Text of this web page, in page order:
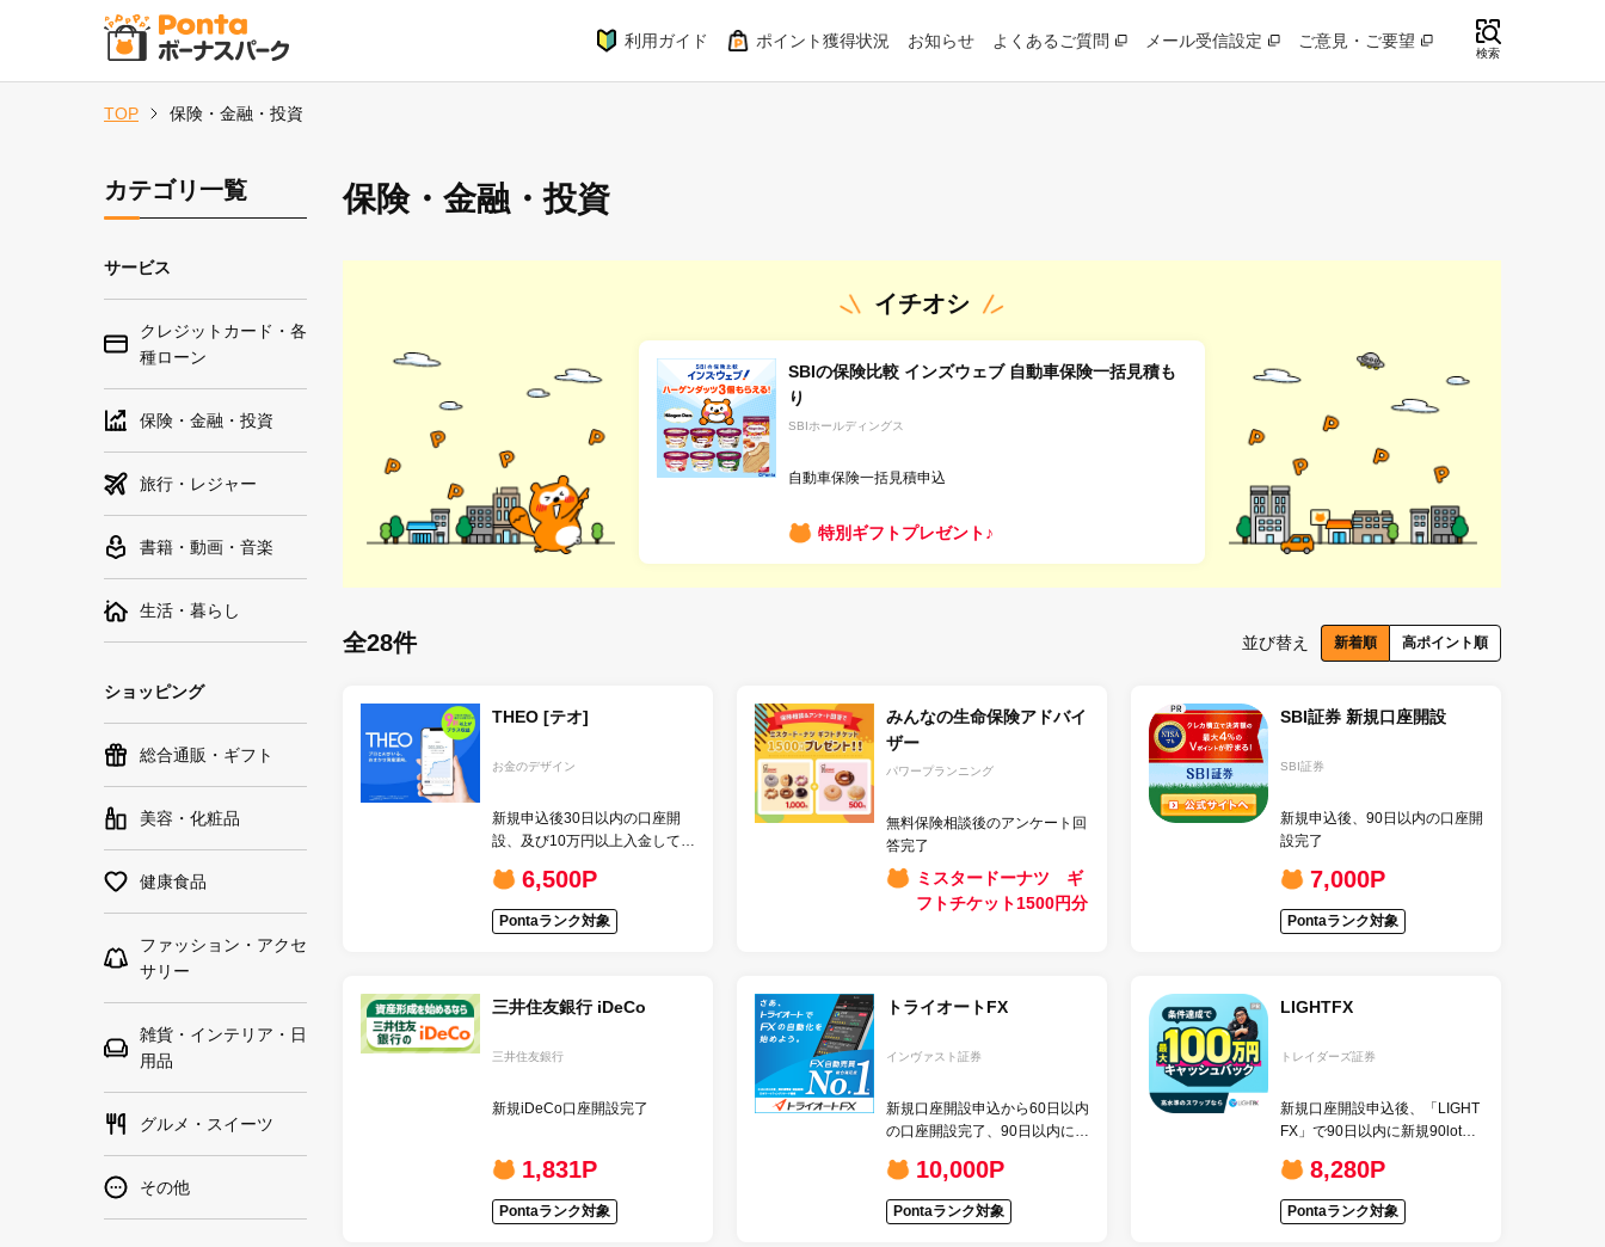
利用ガイド ポイント獲得状況 お知らせ よくあるご質問 メール受信設定 ご意見・ご要望
検索
TOP 保険・金融・投資
カテゴリ一覧
サービス
クレジットカード・各
種ローン
保険・金融・投資
旅行・レジャー
書籍・動画・音楽
生活・暮らし
ショッピング
総合通販・ギフト
美容・化粧品
健康食品
ファッション・アクセ
サリー
雑貨・インテリア・日
用品
グルメ・スイーツ
その他
保険・金融・投資
イチオシ
SBIの保険比較 インズウェブ 自動車保険一括見積も
り
SBIホールディングス
自動車保険一括見積申込
特別ギフトプレゼント♪
全28件 並び替え 新着順 高ポイント順
THEO [テオ]
お金のデザイン
新規申込後30日以内の口座開
設、及び10万円以上入金して運
6,500P
Pontaランク対象
みんなの生命保険アドバイ
ザー
パワープランニング
無料保険相談後のアンケート回
答完了
ミスタードーナツ ギ
フトチケット1500円分
SBI証券 新規口座開設
SBI証券
新規申込後、90日以内の口座開
設完了
7,000P
Pontaランク対象
三井住友銀行 iDeCo
三井住友銀行
新規iDeCo口座開設完了
1,831P
Pontaランク対象
トライオートFX
インヴァスト証券
新規口座開設申込から60日以内
の口座開設完了、90日以内に入
通貨以上10,000P
Pontaランク対象
LIGHTFX
トレイダーズ証券
新規口座開設申込後、「LIGHT
FX」で90日以内に新規90lot以
8,280P
Pontaランク対象